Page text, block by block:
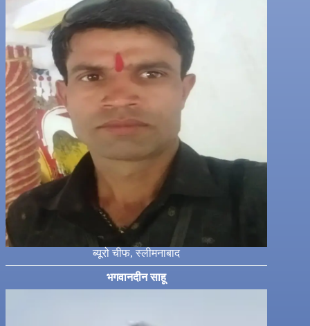
ब्यूरो चीफ, स्लीमनाबाद
भगवानदीन साहू